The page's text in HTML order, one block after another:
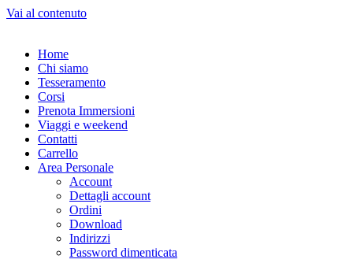
Vai al contenuto
Home
Chi siamo
Tesseramento
Corsi
Prenota Immersioni
Viaggi e weekend
Contatti
Carrello
Area Personale
Account
Dettagli account
Ordini
Download
Indirizzi
Password dimenticata